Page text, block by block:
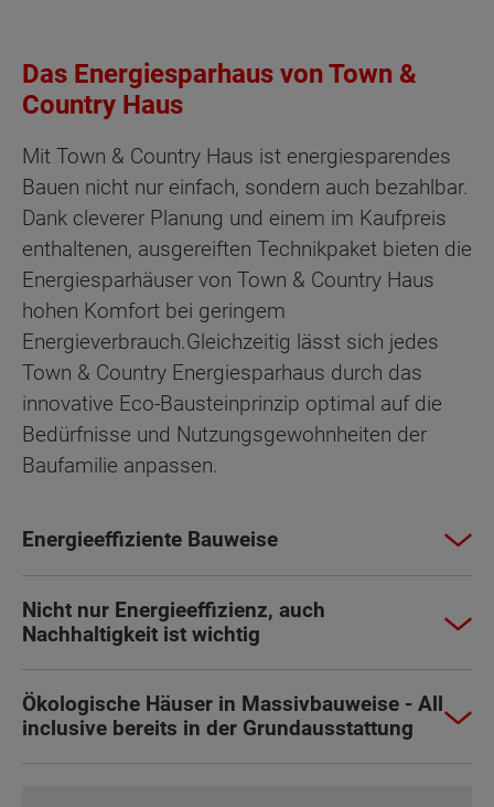
Das Energiesparhaus von Town &
Country Haus
Mit Town & Country Haus ist energiesparendes
Bauen nicht nur einfach, sondern auch bezahlbar.
Dank cleverer Planung und einem im Kaufpreis
enthaltenen, ausgereiften Technikpaket bieten die
Energiesparhäuser von Town & Country Haus
hohen Komfort bei geringem
Energieverbrauch.Gleichzeitig lässt sich jedes
Town & Country Energiesparhaus durch das
innovative Eco-Bausteinprinzip optimal auf die
Bedürfnisse und Nutzungsgewohnheiten der
Baufamilie anpassen.
Energieeffiziente Bauweise
Nicht nur Energieeffizienz, auch
Nachhaltigkeit ist wichtig
Ökologische Häuser in Massivbauweise - All
inclusive bereits in der Grundausstattung